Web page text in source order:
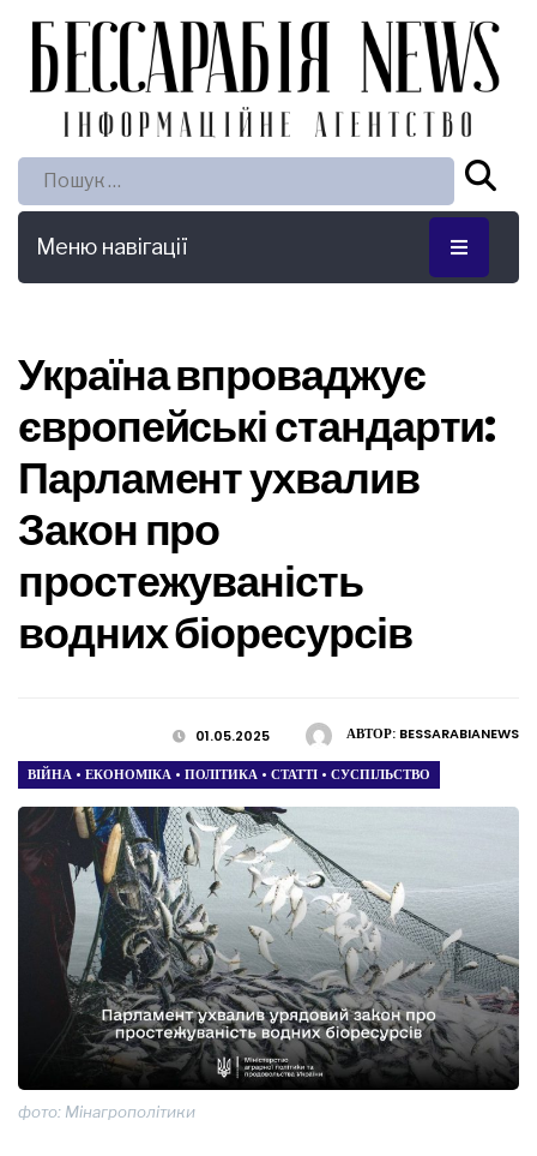
Пошук:
Меню навігації
Україна впроваджує
європейські стандарти:
Парламент ухвалив
Закон про
простежуваність
водних біоресурсів
АВТОР: BESSARABIANEWS
01.05.2025
ВІЙНА • ЕКОНОМІКА • ПОЛІТИКА • СТАТТІ • СУСПІЛЬСТВО
фото: Мінагрополітики